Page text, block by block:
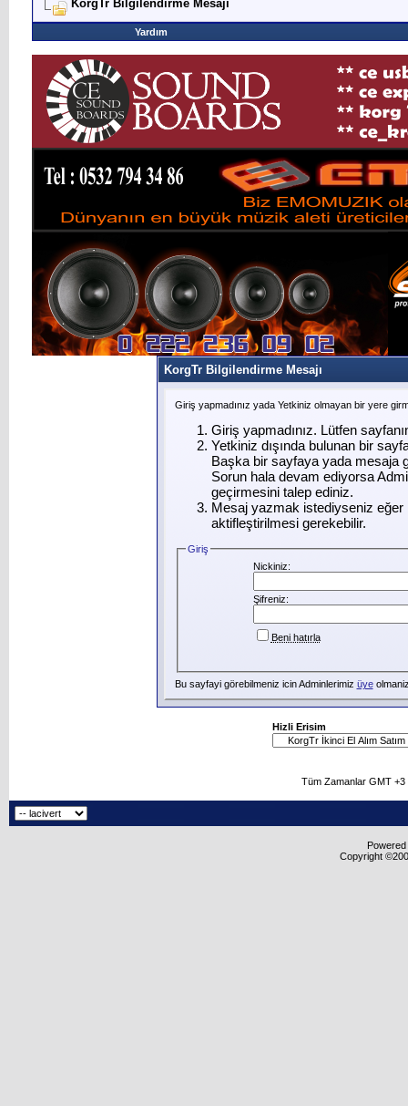
KorgTr Bilgilendirme Mesajı
Yardım
KorgTr Bilgilendirme Mesajı
Giriş yapmadınız yada Yetkiniz olmayan bir yere
Giriş yapmadınız. Lütfen
Yetkiniz dışında bulunan bir
Başka bir sayfaya yada mesaja
Sorun hala devam ediyorsa
geçirmesini talep ediniz.
Mesaj yazmak istediyseniz eğer
aktifleştirilmesi gerekebilir.
Giriş
Nickiniz:
Şifreniz:
Beni hatırla
Bu sayfayi görebilmeniz icin Adminlerimiz üye
Hizli Erisim
Tüm Zamanlar GMT
Copyright